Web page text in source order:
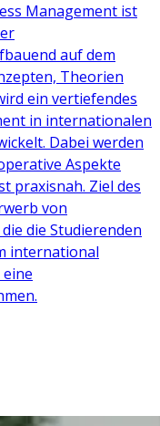
Management ist
auf dem
Theorien
ein vertiefendes
in internationalen
Dabei werden
Aspekte
praxisnah. Ziel des
von
die Studierenden
international